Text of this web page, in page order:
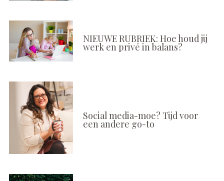
NIEUWE RUBRIEK: Hoe houd jij
werk en privé in balans?
Social media-moe? Tijd voor
een andere go-to